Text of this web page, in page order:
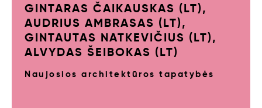
GINTARAS ČAIKAUSKAS (LT),
AUDRIUS AMBRASAS (LT),
GINTAUTAS NATKEVIČIUS (LT),
ALVYDAS ŠEIBOKAS (LT)
Naujosios architektūros tapatybės